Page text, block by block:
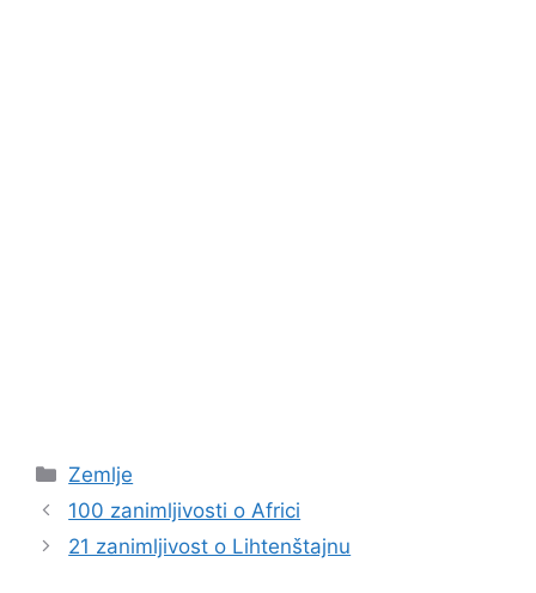
Kategorije
Zemlje
100 zanimljivosti o Africi
21 zanimljivost o Lihtenštajnu